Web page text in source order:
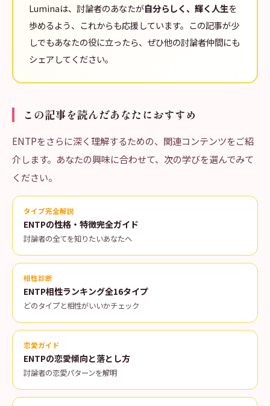
Luminaは、討論者のあなたが自分らしく、輝く人生を
歩めるよう、これからも応援しています。この記事が少
しでもあなたの役に立ったら、ぜひ他の討論者仲間にも
シェアしてください。
この記事を読んだあなたにおすすめ
ENTPをさらに深く理解するための、関連コンテンツをご紹
介します。あなたの興味に合わせて、次の学びを選んでみて
ください。
タイプ完全解説
ENTPの性格・特徴完全ガイド
討論者の全てを知りたいあなたへ
相性診断
ENTP相性ランキング全16タイプ
どのタイプと相性がいいかチェック
恋愛ガイド
ENTPの恋愛傾向と落とし方
討論者の恋愛パターンを解明